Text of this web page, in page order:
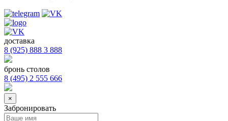
доставка
8 (925) 888 3 888
бронь столов
8 (495) 2 555 666
×
Забронировать